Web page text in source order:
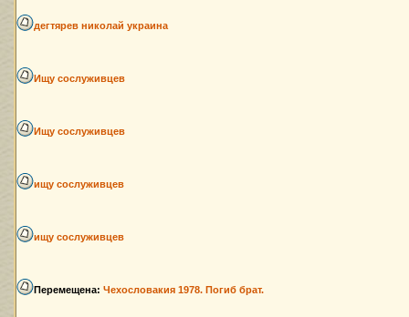
дегтярев николай украина
Ищу сослуживцев
Ищу сослуживцев
ищу сослуживцев
ищу сослуживцев
Перемещена: Чехословакия 1978. Погиб брат.